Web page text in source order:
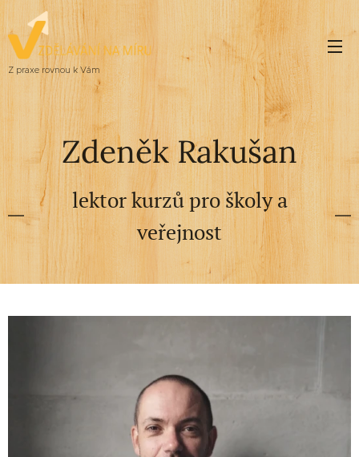
Z praxe rovnou k Vám
Zdeněk Rakušan
lektor kurzů pro školy a
veřejnost